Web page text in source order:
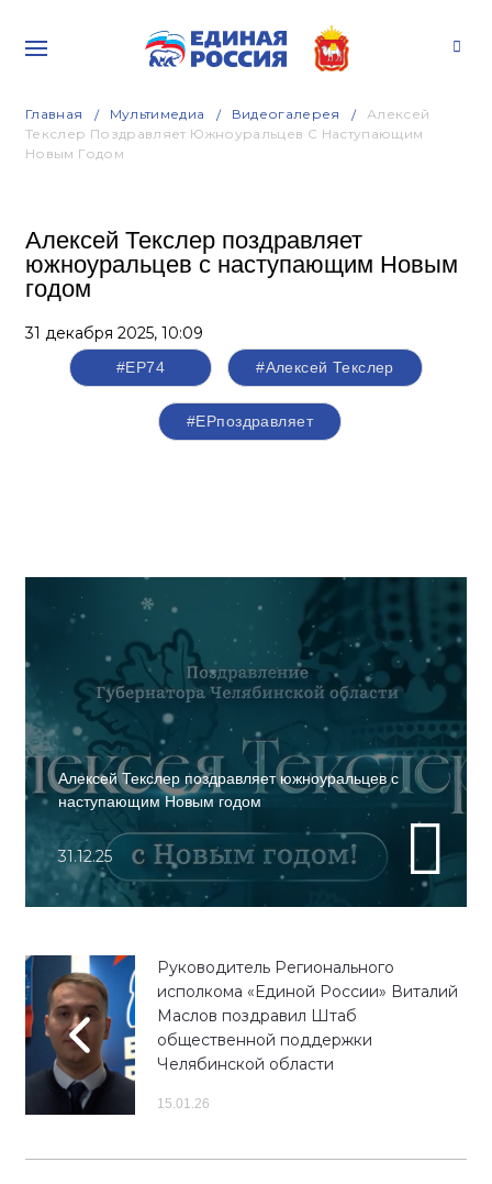
Главная Мультимедиа Видеогалерея
Алексей
Текслер Поздравляет Южноуральцев С Наступающим
Новым Годом
Алексей Текслер поздравляет
южноуральцев с наступающим Новым
годом
31 декабря 2025, 10:09
#ЕР74 #Алексей Текслер
#ЕРпоздравляет
Алексей Текслер поздравляет южноуральцев с
наступающим Новым годом
31.12.25
Руководитель Регионального
исполкома «Единой России» Виталий
Маслов поздравил Штаб
общественной поддержки
Челябинской области
15.01.26